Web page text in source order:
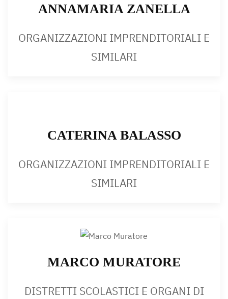
ANNAMARIA ZANELLA
ORGANIZZAZIONI IMPRENDITORIALI E
SIMILARI
CATERINA BALASSO
ORGANIZZAZIONI IMPRENDITORIALI E
SIMILARI
MARCO MURATORE
DISTRETTI SCOLASTICI E ORGANI DI